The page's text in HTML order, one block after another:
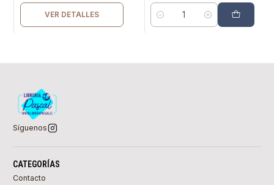
VER DETALLES
Cantidad
Síguenos
CATEGORÍAS
Contacto